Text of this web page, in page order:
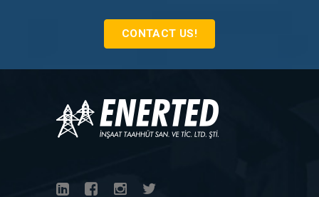
CONTACT US!